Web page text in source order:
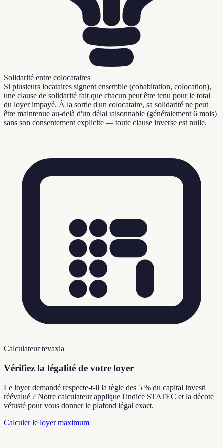
Solidarité entre colocataires
Si plusieurs locataires signent ensemble (cohabitation, colocation),
une clause de solidarité fait que chacun peut être tenu pour le total
du loyer impayé. À la sortie d'un colocataire, sa solidarité ne peut
être maintenue au-delà d'un délai raisonnable (généralement 6 mois)
sans son consentement explicite — toute clause inverse est nulle.
Calculateur tevaxia
Vérifiez la légalité de votre loyer
Le loyer demandé respecte-t-il la règle des 5 % du capital investi
réévalué ? Notre calculateur applique l'indice STATEC et la décote
vétusté pour vous donner le plafond légal exact.
Calculer le loyer maximum